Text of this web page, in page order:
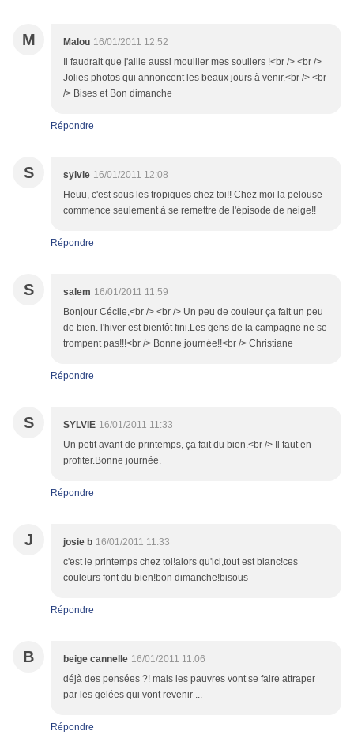
M Malou 16/01/2011 12:52
Il faudrait que j'aille aussi mouiller mes souliers !<br /> <br />
Jolies photos qui annoncent les beaux jours à venir.<br /> <br
/> Bises et Bon dimanche
Répondre
S sylvie 16/01/2011 12:08
Heuu, c'est sous les tropiques chez toi!! Chez moi la pelouse
commence seulement à se remettre de l'épisode de neige!!
Répondre
S salem 16/01/2011 11:59
Bonjour Cécile,<br /> <br /> Un peu de couleur ça fait un peu
de bien. l'hiver est bientôt fini.Les gens de la campagne ne se
trompent pas!!!<br /> Bonne journée!!<br /> Christiane
Répondre
S SYLVIE 16/01/2011 11:33
Un petit avant de printemps, ça fait du bien.<br /> Il faut en
profiter.Bonne journée.
Répondre
J josie b 16/01/2011 11:33
c'est le printemps chez toi!alors qu'ici,tout est blanc!ces
couleurs font du bien!bon dimanche!bisous
Répondre
B beige cannelle 16/01/2011 11:06
déjà des pensées ?! mais les pauvres vont se faire attraper
par les gelées qui vont revenir ...
Répondre